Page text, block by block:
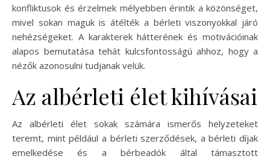
konfliktusok és érzelmek mélyebben érintik a közönséget,
mivel sokan maguk is átélték a bérleti viszonyokkal járó
nehézségeket. A karakterek hátterének és motivációinak
alapos bemutatása tehát kulcsfontosságú ahhoz, hogy a
nézők azonosulni tudjanak velük.
Az albérleti élet kihívásai
Az albérleti élet sokak számára ismerős helyzeteket
teremt, mint például a bérleti szerződések, a bérleti díjak
emelkedése és a bérbeadók által támasztott